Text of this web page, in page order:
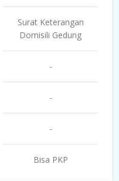
Surat Keterangan
Domisili Gedung
-
-
-
Bisa PKP